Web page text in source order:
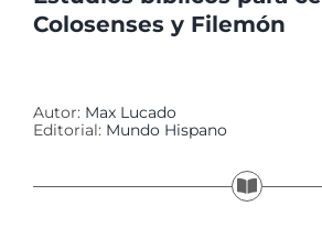
Colosenses y Filemón
Autor: Max Lucado
Editorial: Mundo Hispano